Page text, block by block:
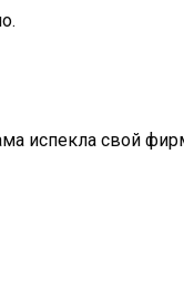
испекла свой